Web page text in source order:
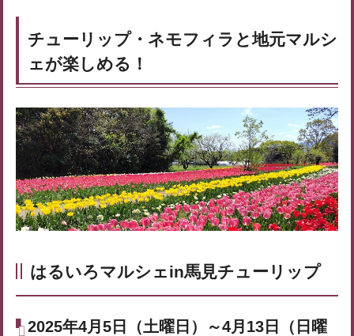
チューリップ・ネモフィラと地元マルシ
ェが楽しめる！
はるいろマルシェin馬見チューリップ
2025年4月5日（土曜日）～4月13日（日曜